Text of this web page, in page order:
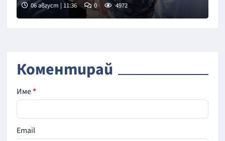
06 август | 11:36 0 4972
Коментирай
Име*
Email